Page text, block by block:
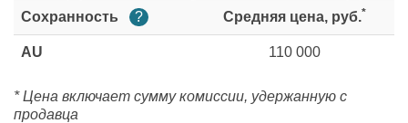
Сохранность ? Средняя цена, руб.*
AU 110 000
* Цена включает сумму комиссии, удержанную с
продавца